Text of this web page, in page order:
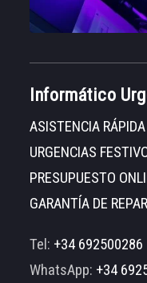
Informático
ASISTENCIA
URGENCIAS
PRESUPUESTO
GARANTÍA DE
Tel: +34 692500286
WhatsApp: +34